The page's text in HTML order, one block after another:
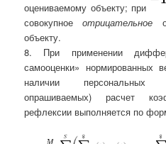
оцениваемому объекту; при
совокупноеотрицательное
объекту.
8. При применении
самооценки» нормированных
наличии персональных
опрашиваемых) расчет
рефлексии выполняется по